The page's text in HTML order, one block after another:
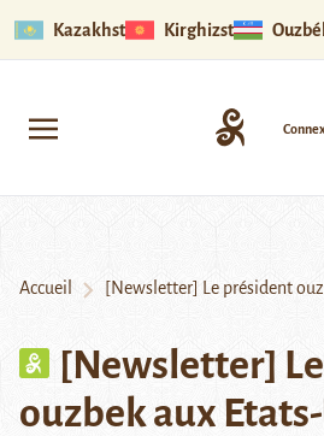
Kazakhstan Kirghizstan
Accueil [Newsletter] Le président
[Newsletter]
ouzbek aux